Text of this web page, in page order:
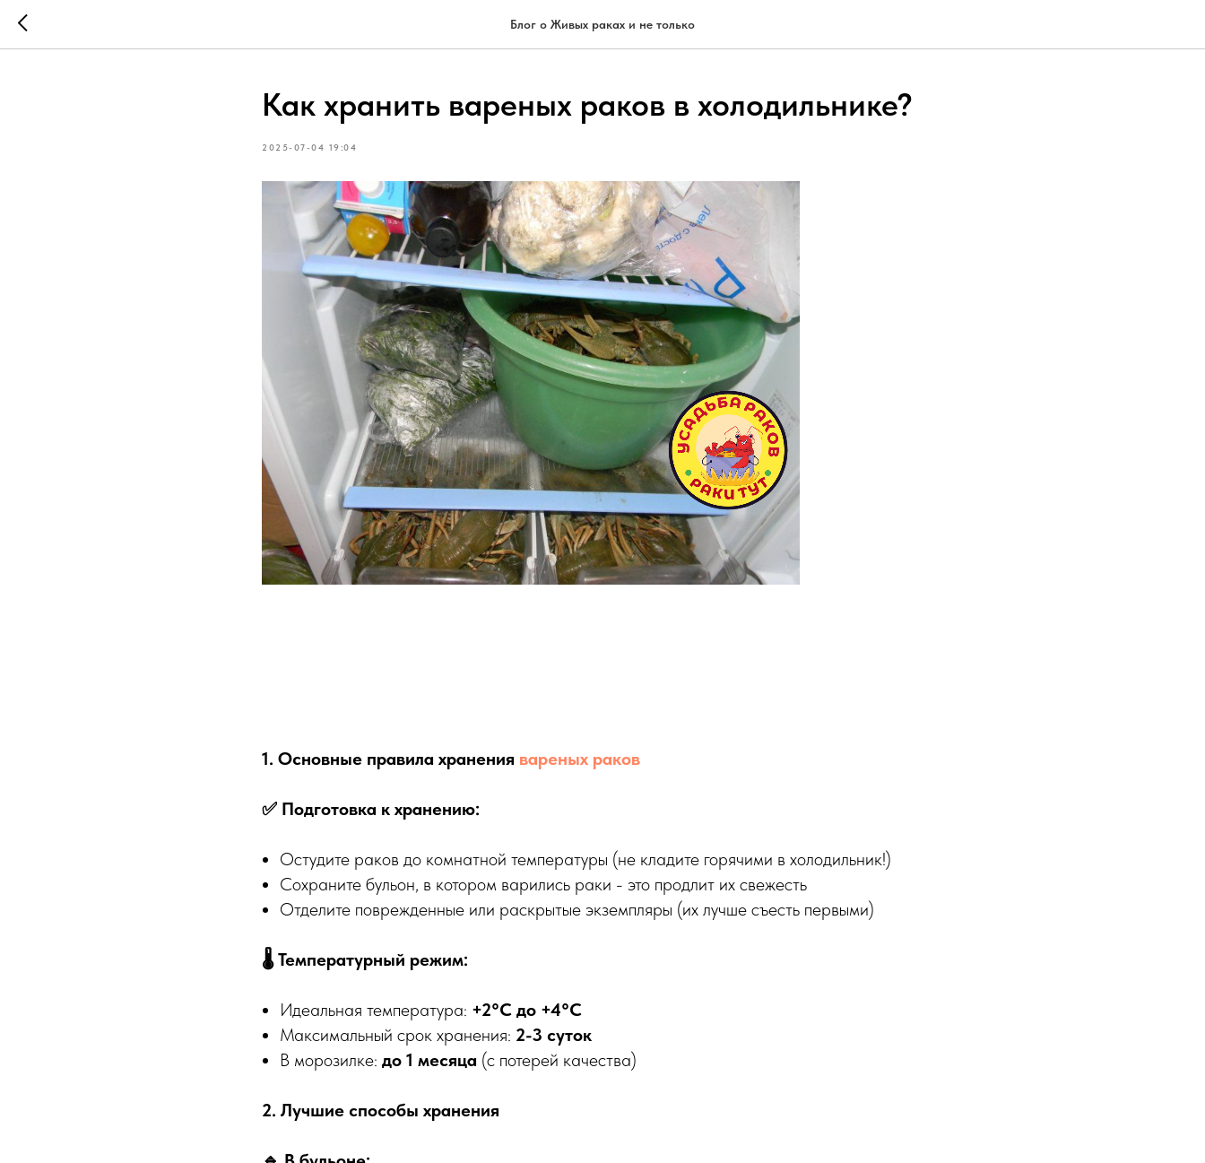
Блог о Живых раках и не только
Как хранить вареных раков в холодильнике?
2025-07-04 19:04
1. Основные правила хранения вареных раков
✅ Подготовка к хранению:
Остудите раков до комнатной температуры (не кладите горячими в холодильник!)
Сохраните бульон, в котором варились раки - это продлит их свежесть
Отделите поврежденные или раскрытые экземпляры (их лучше съесть первыми)
🌡 Температурный режим:
Идеальная температура: +2°C до +4°C
Максимальный срок хранения: 2-3 суток
В морозилке: до 1 месяца (с потерей качества)
2. Лучшие способы хранения